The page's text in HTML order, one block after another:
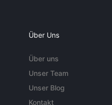
Über Uns
Über uns
Unser Team
Unser Blog
Kontakt